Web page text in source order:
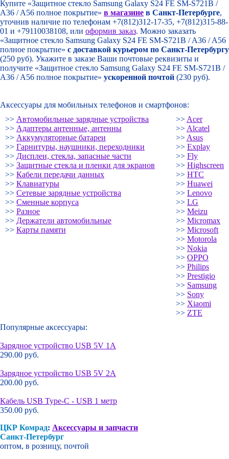
Купите «Защитное стекло Samsung Galaxy S24 FE SM-S721B /
A36 / A56 полное покрытие» в магазине в Санкт-Петербурге,
уточнив наличие по телефонам +7(812)312-17-35, +7(812)315-88-
01 и +79110038108, или оформив заказ. Можно заказать
«Защитное стекло Samsung Galaxy S24 FE SM-S721B / A36 / A56
полное покрытие» с доставкой курьером по Санкт-Петербургу
(250 руб). Укажите в заказе Ваши почтовые реквизиты и
получите «Защитное стекло Samsung Galaxy S24 FE SM-S721B /
A36 / A56 полное покрытие» ускоренной почтой (230 руб).
Аксессуары для мобильных телефонов и смартфонов:
>> Автомобильные зарядные устройства
>> Адаптеры антенные, антенны
>> Аккумуляторные батареи
>> Гарнитуры, наушники, переходники
>> Дисплеи, стекла, запасные части
>> Защитные стекла и пленки для экранов
>> Кабели передачи данных
>> Клавиатуры
>> Сетевые зарядные устройства
>> Сменные корпуса
>> Разное
>> Держатели автомобильные
>> Карты памяти
>> Acer
>> Alcatel
>> Asus
>> Explay
>> Fly
>> Highscreen
>> HTC
>> Huawei
>> Lenovo
>> LG
>> Meizu
>> Micromax
>> Microsoft
>> Motorola
>> Nokia
>> OPPO
>> Philips
>> Prestigio
>> Samsung
>> Sony
>> Xiaomi
>> ZTE
Популярные аксессуары:
Зарядное устройство USB 5V 1A
290.00 руб.
Зарядное устройство USB 5V 2A
200.00 руб.
Кабель USB Type-C - USB 1 метр
350.00 руб.
ЦКР Комрад: Аксессуары и запчасти
Санкт-Петербург
оптом, в розницу, почтой